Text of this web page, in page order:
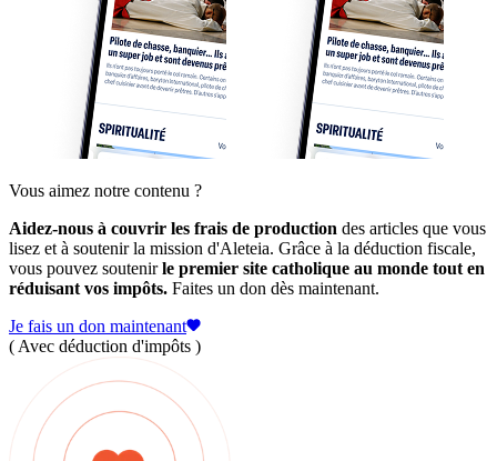
Vous aimez notre contenu ?
Aidez-nous à couvrir les frais de production des articles que vous
lisez et à soutenir la mission d'Aleteia. Grâce à la déduction fiscale,
vous pouvez soutenirle premier site catholique au monde tout en
réduisant vos impôts. Faites un don dès maintenant.
Je fais un don maintenant
( Avec déduction d'impôts )